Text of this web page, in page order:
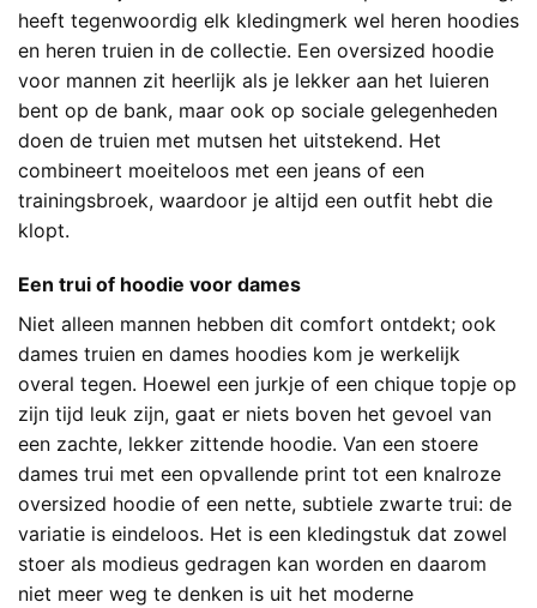
heeft tegenwoordig elk kledingmerk wel heren hoodies
en heren truien in de collectie. Een oversized hoodie
voor mannen zit heerlijk als je lekker aan het luieren
bent op de bank, maar ook op sociale gelegenheden
doen de truien met mutsen het uitstekend. Het
combineert moeiteloos met een jeans of een
trainingsbroek, waardoor je altijd een outfit hebt die
klopt.
Een trui of hoodie voor dames
Niet alleen mannen hebben dit comfort ontdekt; ook
dames truien en dames hoodies kom je werkelijk
overal tegen. Hoewel een jurkje of een chique topje op
zijn tijd leuk zijn, gaat er niets boven het gevoel van
een zachte, lekker zittende hoodie. Van een stoere
dames trui met een opvallende print tot een knalroze
oversized hoodie of een nette, subtiele zwarte trui: de
variatie is eindeloos. Het is een kledingstuk dat zowel
stoer als modieus gedragen kan worden en daarom
niet meer weg te denken is uit het moderne